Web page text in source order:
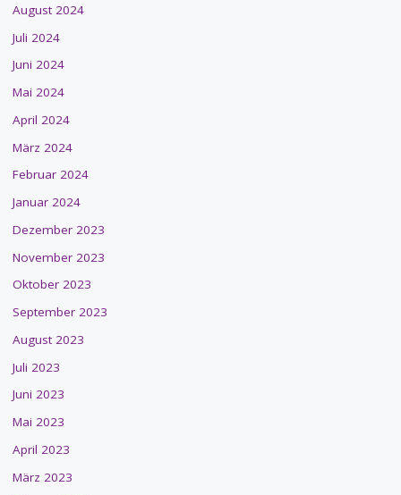
August 2024
Juli 2024
Juni 2024
Mai 2024
April 2024
März 2024
Februar 2024
Januar 2024
Dezember 2023
November 2023
Oktober 2023
September 2023
August 2023
Juli 2023
Juni 2023
Mai 2023
April 2023
März 2023